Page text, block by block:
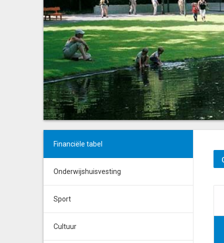
Financiële tabel
Onderwijshuisvesting
Sport
Cultuur